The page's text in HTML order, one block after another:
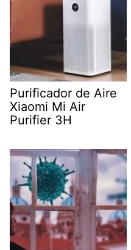
Purificador de Aire
Xiaomi Mi Air
Purifier 3H